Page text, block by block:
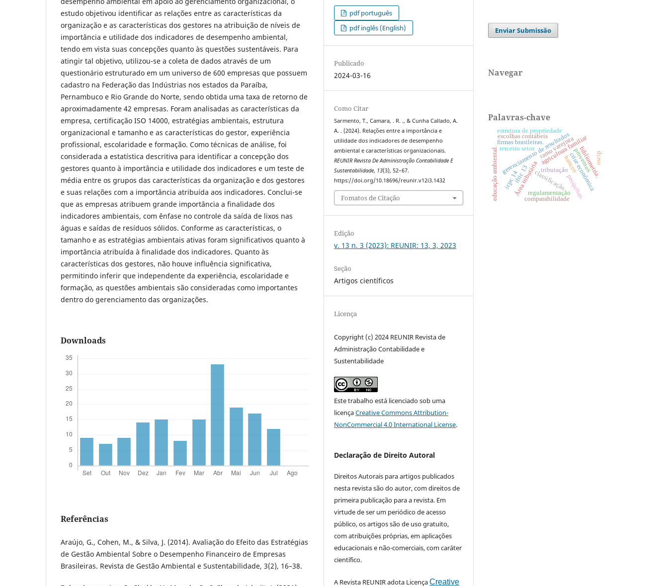
estudo objetivou identificar as relações entre as características da
organização e as características dos gestores na atribuição de níveis de
importância e utilidade dos indicadores de desempenho ambiental,
tendo em vista suas concepções quanto às questões sustentáveis. Para
atingir tal objetivo, utilizou-se a coleta de dados através de um
questionário estruturado em um universo de 600 empresas que possuem
cadastro na Federação das Indústrias nos estados da Paraíba,
Pernambuco e Rio Grande do Norte, sendo obtida uma taxa de retorno de
aproximadamente 42 empresas. Foram analisadas as características da
empresa, certificação ISO 14000, estratégias ambientais, estrutura
organizacional e tamanho e as características do gestor, experiência
profissional, escolaridade e formação. Como técnicas de análise, foi
considerada a estatística descritiva para identificar a concepção dos
gestores quanto à importância e utilidade dos indicadores e um teste de
média entre os grupos das características da organização e dos gestores
e suas relações com a importância atribuída aos indicadores. Conclui-se
que as empresas atribuem grande importância a finalidade dos
indicadores ambientais, com ênfase no controle da saída de lixos nas
águas e saídas de resíduos sólidos. Conforme as características, o
tamanho e as estratégias ambientais ativas foram significativos quanto à
importância atribuída à finalidade dos indicadores. Quanto às
características dos gestores, não houve influência significativa,
permitindo inferir que independente da experiência, escolaridade e
formação, as questões ambientais são consideradas como importantes
dentro do gerenciamento das organizações.
Downloads
Referências
Araújo, G., Cohen, M., & Silva, J. (2014). Avaliação do Efeito das Estratégias
de Gestão Ambiental Sobre o Desempenho Financeiro de Empresas
Brasileiras. Revista de Gestão Ambiental e Sustentabilidade, 3(2), 16–38.
pdf português
pdf inglês (English)
Publicado
2024-03-16
Como Citar
Sarmento, T., Camara, . R. ., & Cunha Callado, A.
A. . (2024). Relações entre a importância e
utilidade dos indicadores de desempenho
ambiental e características organizacionais.
REUNIR Revista De Administração Contabilidade E
Sustentabilidade, 13(3), 52–67.
https://doi.org/10.18696/reunir.v12i3.1432
Fomatos de Citação
Edição
v. 13 n. 3 (2023): REUNIR: 13, 3, 2023
Seção
Artigos científicos
Licença
Copyright (c) 2024 REUNIR Revista de
Administração Contabilidade e
Sustentabilidade
Este trabalho está licenciado sob uma
licençaCreative Commons Attribution-
NonCommercial 4.0 International License.
Declaração de Direito Autoral
Direitos Autorais para artigos publicados
nesta revista são do autor, com direitos de
primeira publicação para a revista. Em
virtude de ser um periódico de acesso
público, os artigos são de uso gratuito,
com atribuições próprias, em aplicações
educacionais e não-comerciais, com caráter
científico.
A Revista REUNIR adota LicençaCreative
Enviar Submissão
Navegar
Palavras-chave
classificação
Área tributária tributação
gerenciamento de resultados
estrutura de propriedade
firmas brasileiras.agricultura familiarbibliometria.
bancos
crise econômica
regulamentaçãopesquisas.
terceiro setor
oscip
ramo varejista
educação ambiental. ifric 13
escolhas contábeis
comparabilidade
icpc 14
proventos